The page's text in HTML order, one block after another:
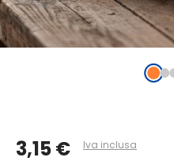
3,15 € Iva inclusa